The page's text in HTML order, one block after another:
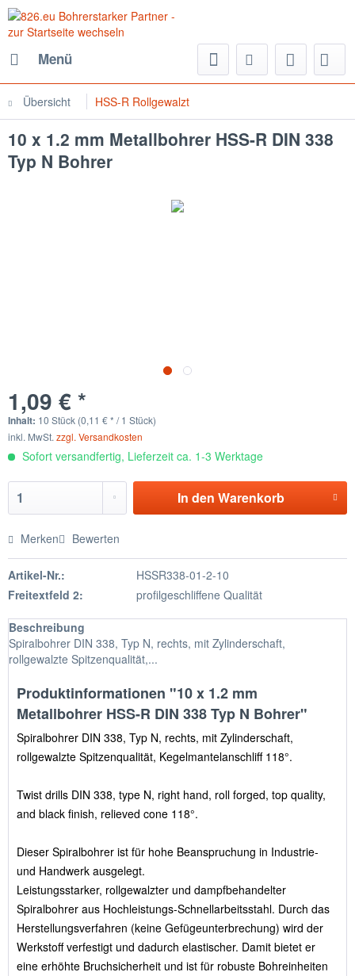
Menü
Übersicht HSS-R Rollgewalzt
10 x 1.2 mm Metallbohrer HSS-R DIN 338
Typ N Bohrer
1,09 € *
Inhalt: 10 Stück (0,11 € * / 1 Stück)
inkl. MwSt. zzgl. Versandkosten
Sofort versandfertig, Lieferzeit ca. 1-3 Werktage
In den Warenkorb
Merken Bewerten
Artikel-Nr.:
HSSR338-01-2-10
Freitextfeld 2:
profilgeschliffene Qualität
Beschreibung
Spiralbohrer DIN 338, Typ N, rechts, mit Zylinderschaft,
rollgewalzte Spitzenqualität,...
Produktinformationen "10 x 1.2 mm
Metallbohrer HSS-R DIN 338 Typ N Bohrer"
Spiralbohrer DIN 338, Typ N, rechts, mit Zylinderschaft,
rollgewalzte Spitzenqualität, Kegelmantelanschliff 118°.
Twist drills DIN 338, type N, right hand, roll forged, top quality,
and black finish, relieved cone 118°.
Dieser Spiralbohrer ist für hohe Beanspruchung in Industrie-
und Handwerk ausgelegt.
Leistungsstarker, rollgewalzter und dampfbehandelter
Spiralbohrer aus Hochleistungs-Schnellarbeitsstahl. Durch das
Herstellungsverfahren (keine Gefügeunterbrechung) wird der
Werkstoff verfestigt und dadurch elastischer. Damit bietet er
eine erhöhte Bruchsicherheit und ist für robuste Bohreinheiten